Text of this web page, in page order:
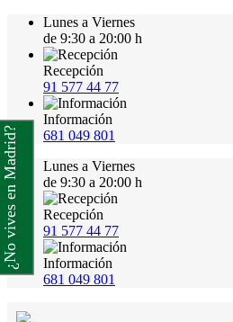
Lunes a Viernes
de 9:30 a 20:00 h
Recepción
91 577 44 77
Información
681 049 801
Lunes a Viernes
de 9:30 a 20:00 h
Recepción
91 577 44 77
Información
681 049 801
¿No vives en Madrid?